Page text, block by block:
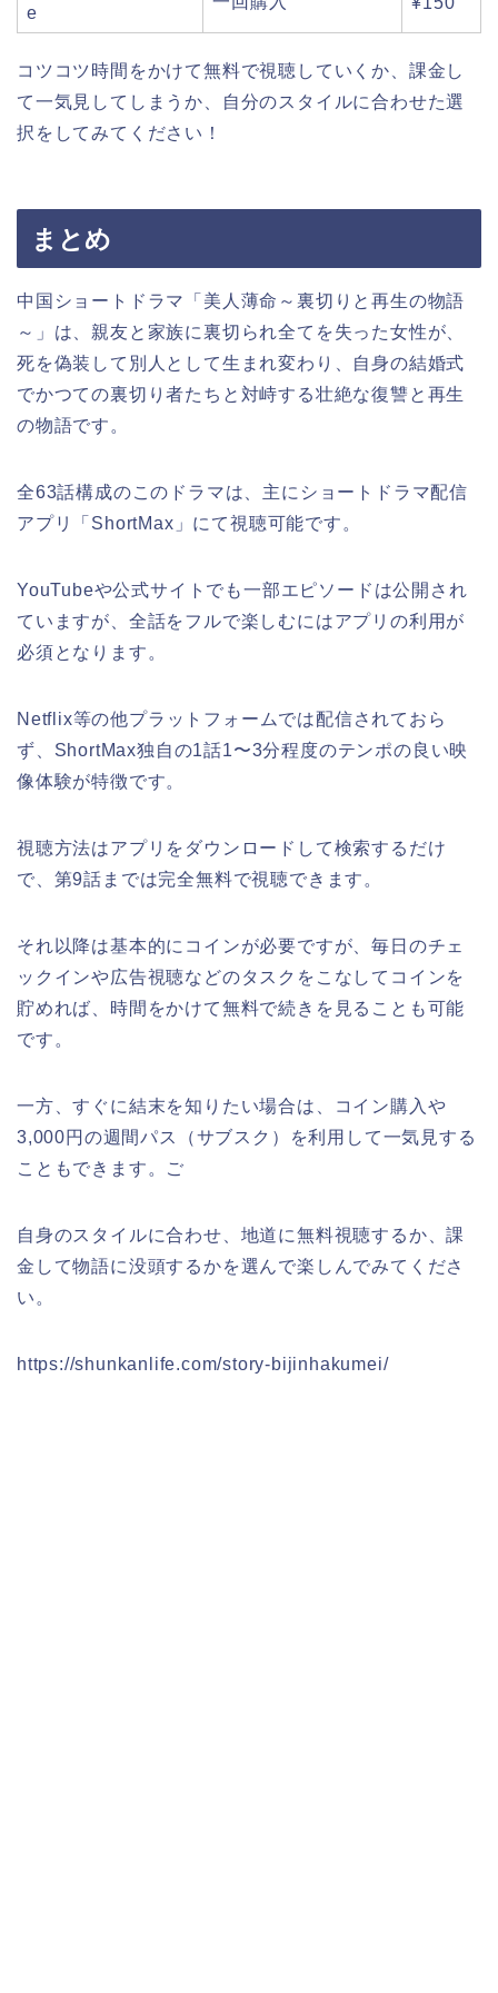
e
コツコツ時間をかけて無料で視聴していくか、課金し
て一気見してしまうか、自分のスタイルに合わせた選
択をしてみてください！
まとめ
中国ショートドラマ「美人薄命～裏切りと再生の物語
～」は、親友と家族に裏切られ全てを失った女性が、
死を偽装して別人として生まれ変わり、自身の結婚式
でかつての裏切り者たちと対峙する壮絶な復讐と再生
の物語です。
全63話構成のこのドラマは、主にショートドラマ配信
アプリ「ShortMax」にて視聴可能です。
YouTubeや公式サイトでも一部エピソードは公開され
ていますが、全話をフルで楽しむにはアプリの利用が
必須となります。
Netflix等の他プラットフォームでは配信されておら
ず、ShortMax独自の1話1〜3分程度のテンポの良い映
像体験が特徴です。
視聴方法はアプリをダウンロードして検索するだけ
で、第9話までは完全無料で視聴できます。
それ以降は基本的にコインが必要ですが、毎日のチェ
ックインや広告視聴などのタスクをこなしてコインを
貯めれば、時間をかけて無料で続きを見ることも可能
です。
一方、すぐに結末を知りたい場合は、コイン購入や
3,000円の週間パス（サブスク）を利用して一気見する
こともできます。ご
自身のスタイルに合わせ、地道に無料視聴するか、課
金して物語に没頭するかを選んで楽しんでみてくださ
い。
https://shunkanlife.com/story-bijinhakumei/